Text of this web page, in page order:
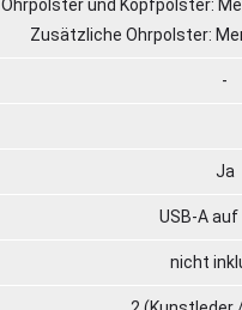
Ohrpolster und Kopfpolster:
Zusätzliche Ohrpolster:
-
Ja
USB-A auf
nicht